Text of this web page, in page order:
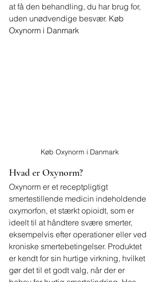
at få den behandling, du har brug for,
uden unødvendige besvær. Køb
Oxynorm i Danmark
Køb Oxynorm i Danmark
Hvad er Oxynorm?
Oxynorm er et receptpligtigt
smertestillende medicin indeholdende
oxymorfon, et stærkt opioidt, som er
ideelt til at håndtere svære smerter,
eksempelvis efter operationer eller ved
kroniske smertebetingelser. Produktet
er kendt for sin hurtige virkning, hvilket
gør det til et godt valg, når der er